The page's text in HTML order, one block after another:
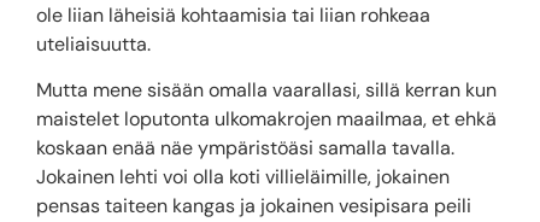
ole liian läheisiä kohtaamisia tai liian rohkeaa
uteliaisuutta.
Mutta mene sisään omalla vaarallasi, sillä kerran kun
maistelet loputonta ulkomakrojen maailmaa, et ehkä
koskaan enää näe ympäristöäsi samalla tavalla.
Jokainen lehti voi olla koti villieläimille, jokainen
pensas taiteen kangas ja jokainen vesipisara peili